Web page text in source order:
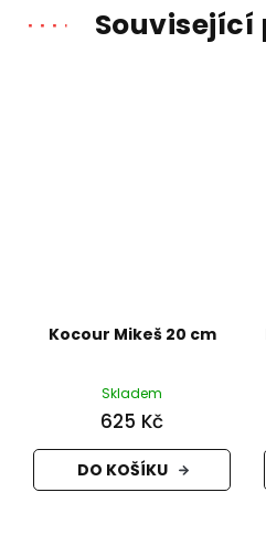
Kocour Mikeš 20 cm
Skladem
625 Kč
DO KOŠÍKU